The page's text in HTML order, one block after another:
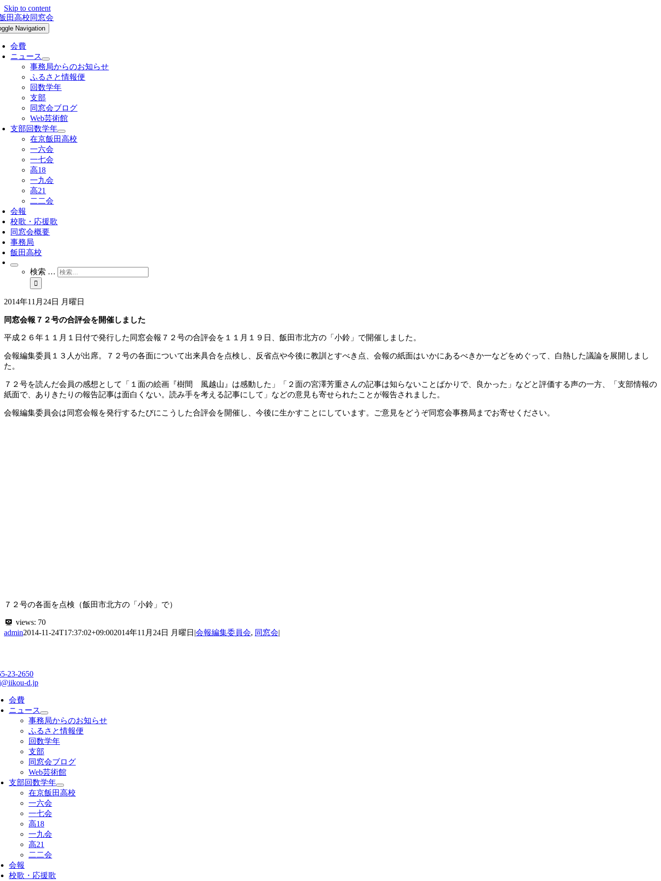
Skip to content
Navigation
会費
ニュース
事務局からのお知らせ
ふるさと情報便
回数学年
支部
同窓会ブログ
Web芸術館
支部回数学年
在京飯田高校
一六会
一七会
高18
一九会
高21
二二会
会報
校歌・応援歌
同窓会概要
事務局
飯田高校
検索 …
2014年11月24日 月曜日
同窓会報７２号の合評会を開催しました
平成２６年１１月１日付で発行した同窓会報７２号の合評会を１１月１９日、飯田市北方の「小鈴」で開催しました。
会報編集委員１３人が出席。７２号の各面について出来具合を点検し、反省点や今後に教訓とすべき点、会報の紙面はいかにあるべきか一などをめぐって、白熱した議論を展開しまし
た。
７２号を読んだ会員の感想として「１面の絵画『樹間 風越山』は感動した」「２面の宮澤芳重さんの記事は知らないことばかりで、良かった」などと評価する声の一方、「支部情報の
紙面で、ありきたりの報告記事は面白くない。読み手を考える記事にして」などの意見も寄せられたことが報告されました。
会報編集委員会は同窓会報を発行するたびにこうした合評会を開催し、今後に生かすことにしています。ご意見をどうぞ同窓会事務局までお寄せください。
７２号の各面を点検（飯田市北方の「小鈴」で）
views: 70
admin2014-11-24T17:37:02+09:002014年11月24日 月曜日 |会報編集委員会, 同窓会|
23-2650
d.jp
会費
ニュース
事務局からのお知らせ
ふるさと情報便
回数学年
支部
同窓会ブログ
Web芸術館
支部回数学年
在京飯田高校
一六会
一七会
高18
一九会
高21
二二会
会報
校歌・応援歌